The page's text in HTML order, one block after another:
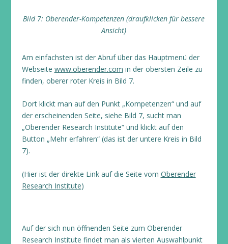
Bild 7: Oberender-Kompetenzen (draufklicken für bessere
Ansicht)
Am einfachsten ist der Abruf über das Hauptmenü der
Webseite www.oberender.com in der obersten Zeile zu
finden, oberer roter Kreis in Bild 7.
Dort klickt man auf den Punkt „Kompetenzen“ und auf
der erscheinenden Seite, siehe Bild 7, sucht man
„Oberender Research Institute“ und klickt auf den
Button „Mehr erfahren“ (das ist der untere Kreis in Bild
7).
(Hier ist der direkte Link auf die Seite vom Oberender
Research Institute)
Auf der sich nun öffnenden Seite zum Oberender
Research Institute findet man als vierten Auswahlpunkt